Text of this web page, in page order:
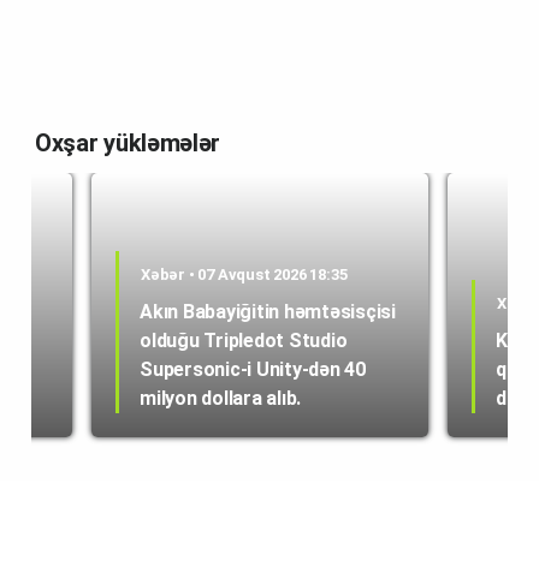
Oxşar yükləmələr
Xəbər • 07 Avqust 2026 18:35
Akın Babayiğitin həmtəsisçisi
olduğu Tripledot Studio
Supersonic-i Unity-dən 40
milyon dollara alıb.
dən